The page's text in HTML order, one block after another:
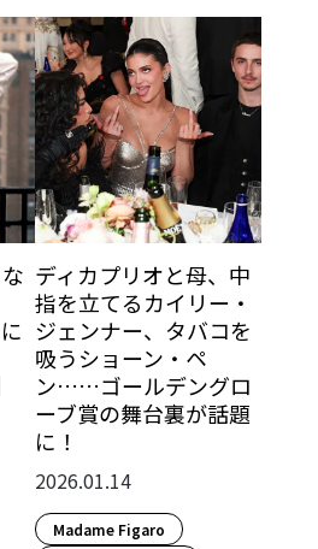
ディカプリオと母、中
指を立てるカイリー・
ジェンナー、タバコを
吸うショーン・ペ
ン……ゴールデングロ
ーブ賞の舞台裏が話題
に！
2026.01.14
Madame Figaro